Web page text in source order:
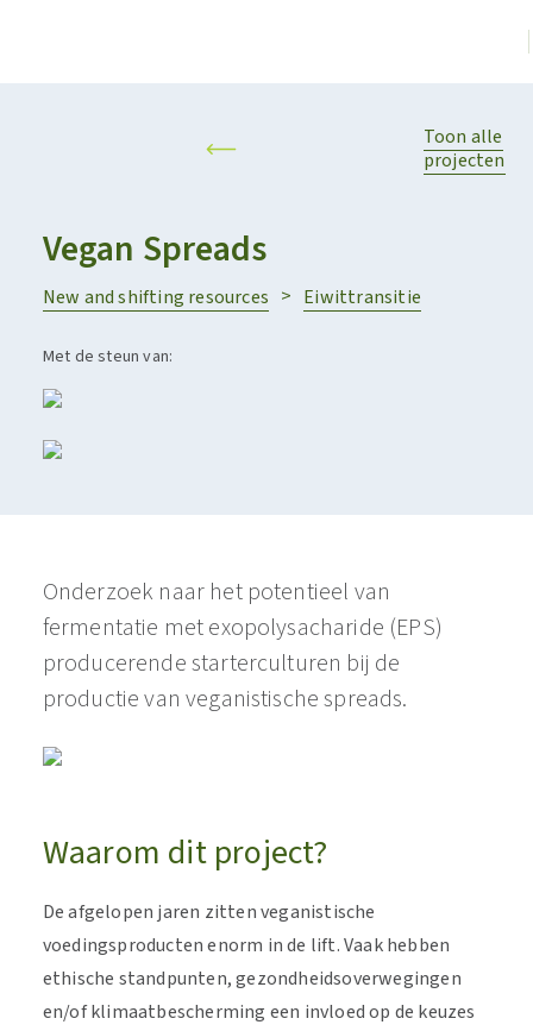
Toon alle
projecten
Vegan Spreads
New and shifting resources Eiwittransitie
Met de steun van:
Onderzoek naar het potentieel van
fermentatie met exopolysacharide (EPS)
producerende starterculturen bij de
productie van veganistische spreads.
Waarom dit project?
De afgelopen jaren zitten veganistische
voedingsproducten enorm in de lift. Vaak hebben
ethische standpunten, gezondheidsoverwegingen
en/of klimaatbescherming een invloed op de keuzes